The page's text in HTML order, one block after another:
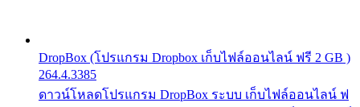
DropBox (โปรแกรม Dropbox เก็บไฟล์ออนไลน์ ฟรี 2 GB )
264.4.3385
ดาวน์โหลดโปรแกรม DropBox ระบบ เก็บไฟล์ออนไลน์ ฟ